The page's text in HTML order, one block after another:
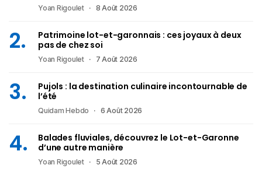
Yoan Rigoulet 8 Août 2026
Patrimoine lot-et-garonnais : ces joyaux à deux
pas de chez soi
Yoan Rigoulet 7 Août 2026
Pujols : la destination culinaire incontournable de
l’été
Quidam Hebdo 6 Août 2026
Balades fluviales, découvrez le Lot-et-Garonne
d’une autre manière
Yoan Rigoulet 5 Août 2026